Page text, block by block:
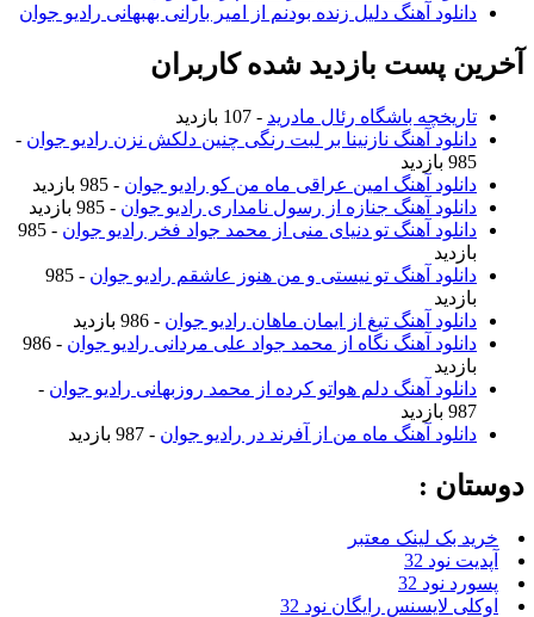
دانلود آهنگ دلیل زنده بودنم از امیر بارانی بهبهانی رادیو جوان
آخرین پست بازدید شده کاربران
تاریخچه باشگاه رئال مادرید - 107 بازدید
دانلود آهنگ نازنینا بر لبت رنگی چنین دلکش نزن رادیو جوان -
985 بازدید
دانلود آهنگ امین عراقی ماه من کو رادیو جوان - 985 بازدید
دانلود آهنگ جنازه از رسول نامداری رادیو جوان - 985 بازدید
دانلود آهنگ تو دنیای منی از محمد جواد فخر رادیو جوان
- 985
بازدید
دانلود آهنگ تو نیستی و من هنوز عاشقم رادیو جوان
- 985
بازدید
دانلود آهنگ تیغ از ایمان ماهان رادیو جوان - 986 بازدید
دانلود آهنگ نگاه از محمد جواد علی مردانی رادیو جوان
- 986
بازدید
دانلود آهنگ دلم هواتو کرده از محمد روزبهانی رادیو جوان -
987 بازدید
دانلود آهنگ ماه من از آفرند در رادیو جوان - 987 بازدید
دوستان :
خرید بک لینک معتبر
آپدیت نود 32
پسورد نود 32
اوکلی لایسنس رایگان نود 32